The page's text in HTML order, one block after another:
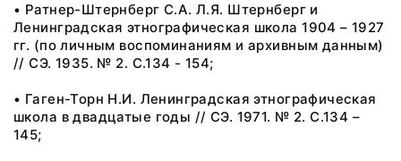
• Ратнер-Штернберг С.А. Л.Я. Штернберг и
Ленинградская этнографическая школа 1904 – 1927
гг. (по личным воспоминаниям и архивным данным)
// СЭ. 1935. № 2. С.134 - 154;
• Гаген-Торн Н.И. Ленинградская этнографическая
школа в двадцатые годы // СЭ. 1971. № 2. С.134 –
145;